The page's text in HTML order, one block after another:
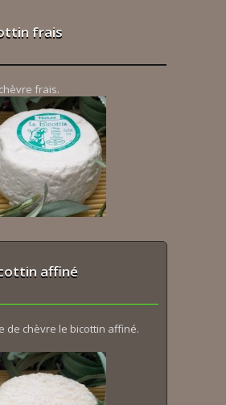
frais
frais.
affiné
de chèvre le bicottin affiné.